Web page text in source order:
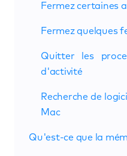
Fermez certaines
Fermez quelques
Quitter les
d'activité
Recherche de
Mac
Qu'est-ce que la